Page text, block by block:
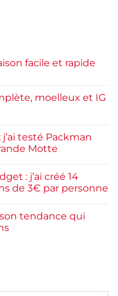
facile et rapide
moelleux et IG
testé Packman
Motte
: j’ai créé 14
de 3€ par personne
tendance qui